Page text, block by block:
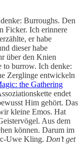
Burroughs. Den
Ficker. Ich erinnere
er habe
dieser habe
über den Knien
to burrow. Ich denke:
Zerglinge entwickeln
the Gathering
endet
Him gehört. Das
kleine Emos. Hat
Aus dem
können. Darum im
Uwe Kling. Don’t get